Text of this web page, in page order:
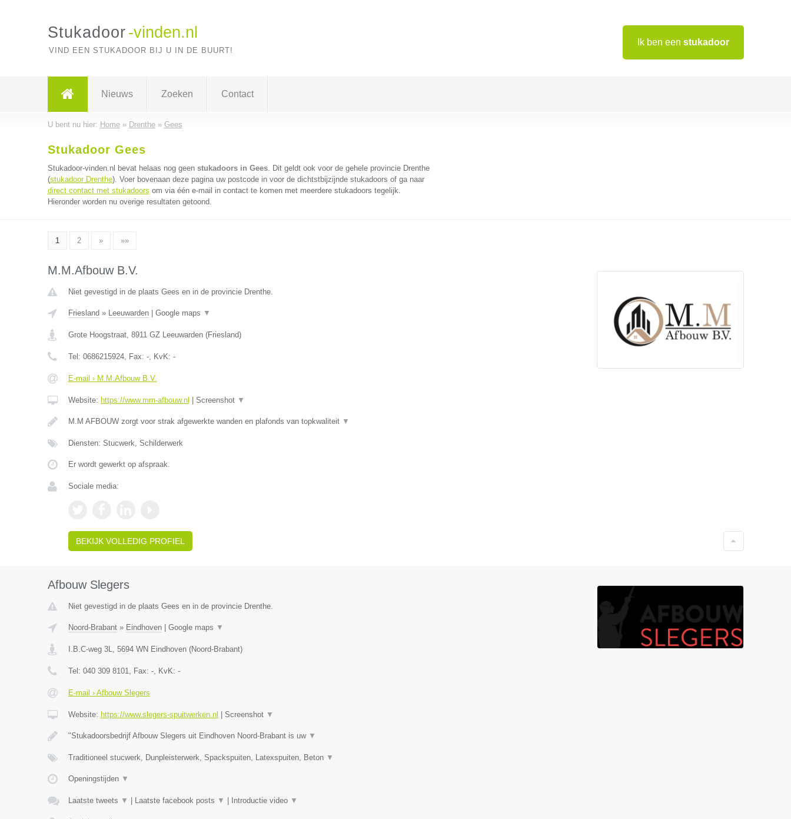
Ik ben een stukadoor
Stukadoor -vinden.nl
VIND EEN STUKADOOR BIJ U IN DE BUURT!
Nieuws Zoeken Contact
U bent nu hier: Home» Drenthe» Gees
Stukadoor Gees
Stukadoor-vinden.nl bevat helaas nog geen stukadoors in Gees. Dit geldt ook voor de gehele provincie Drenthe
(stukadoor Drenthe). Voer bovenaan deze pagina uw postcode in voor de dichtstbijzijnde stukadoors of ga naar
direct contact met stukadoors om via één e-mail in contact te komen met meerdere stukadoors tegelijk.
Hieronder worden nu overige resultaten getoond.
1 2 » »»
M.M.Afbouw B.V.
Niet gevestigd in de plaats Gees en in de provincie Drenthe.
Friesland » Leeuwarden| Google maps ▼
Grote Hoogstraat, 8911 GZ Leeuwarden(Friesland)
Tel: 0686215924, Fax: -, KvK: -
E-mail › M.M.Afbouw B.V.
Website: https://www.mm-afbouw.nl Screenshot ▼
M.M AFBOUW zorgt voor strak afgewerkte wanden en plafonds van topkwaliteit ▼
Diensten: Stucwerk, Schilderwerk
Er wordt gewerkt op afspraak.
Sociale media:
BEKIJK VOLLEDIG PROFIEL
Afbouw Slegers
Niet gevestigd in de plaats Gees en in de provincie Drenthe.
Noord-Brabant» Eindhoven| Google maps ▼
I.B.C-weg 3L, 5694 WN Eindhoven(Noord-Brabant)
Tel: 040 309 8101, Fax: -, KvK: -
E-mail › Afbouw Slegers
Website: https://www.slegers-spuitwerken.nl Screenshot ▼
"Stukadoorsbedrijf Afbouw Slegers uit Eindhoven Noord-Brabant is uw ▼
Traditioneel stucwerk, Dunpleisterwerk, Spackspuiten, Latexspuiten, Beton ▼
Openingstijden ▼
Laatste tweets ▼ Laatste facebook posts ▼ Introductie video ▼